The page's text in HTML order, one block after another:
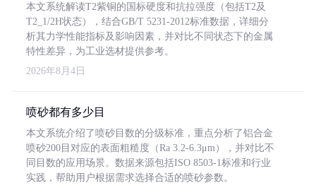
本文系统解读T2紫铜的国标硬度和抗拉强度（包括T2及
T2_1/2H状态），结合GB/T 5231-2012标准数据，详细分
析其力学性能指标及影响因素，并对比不同状态下的金属
特性差异，为工业选材提供参考。
2026年8月4日
喷砂都有多少目
本文系统介绍了喷砂目数的分级标准，重点分析了铝合金
喷砂200目对应的表面粗糙度（Ra 3.2-6.3μm），并对比不
同目数的应用场景。数据来源包括ISO 8503-1标准和行业
实践，帮助用户根据需求选择合适的喷砂参数。